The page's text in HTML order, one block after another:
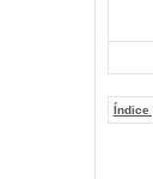
Índice